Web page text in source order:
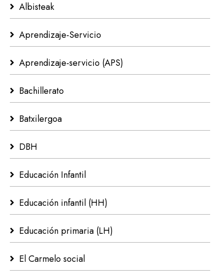
Albisteak
Aprendizaje-Servicio
Aprendizaje-servicio (APS)
Bachillerato
Batxilergoa
DBH
Educación Infantil
Educación infantil (HH)
Educación primaria (LH)
El Carmelo social